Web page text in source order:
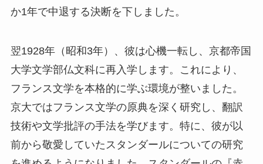
か1年で中退する決断を下しました。
翌1928年（昭和3年）、彼は心機一転し、京都帝国
大学文学部仏文科に再入学します。これにより、
フランス文学を本格的に学ぶ環境が整いました。
京大ではフランス文学の原典を深く研究し、翻訳
技術や文学批評の手法を学びます。特に、彼が以
前から敬愛していたスタンダールについての研究